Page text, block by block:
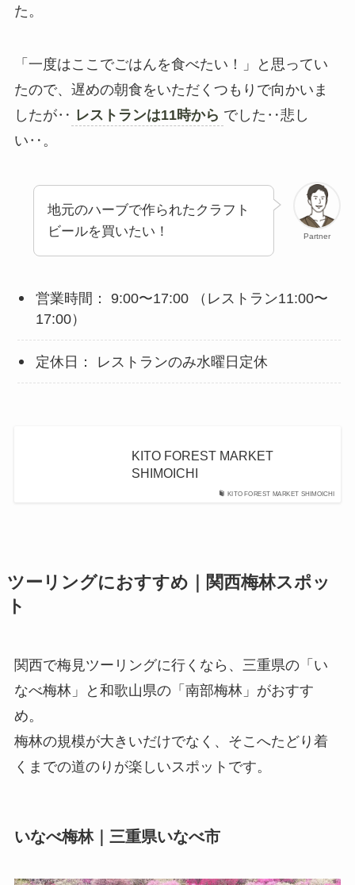
た。
「一度はここでごはんを食べたい！」と思ってい
たので、遅めの朝食をいただくつもりで向かいま
したが‥ レストランは11時から でした‥悲し
い‥。
Partner
地元のハーブで作られたクラフト
ビールを買いたい！
営業時間： 9:00〜17:00 （レストラン11:00〜
17:00）
定休日： レストランのみ水曜日定休
KITO FOREST MARKET SHIMOICHI
KITO FOREST MARKET
SHIMOICHI
ツーリングにおすすめ｜関西梅林スポッ
ト
関西で梅見ツーリングに行くなら、三重県の「い
なべ梅林」と和歌山県の「南部梅林」がおすす
め。
梅林の規模が大きいだけでなく、そこへたどり着
くまでの道のりが楽しいスポットです。
いなべ梅林｜三重県いなべ市